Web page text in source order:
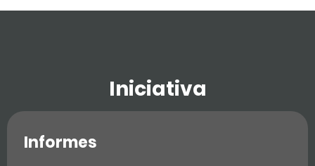
Iniciativa
Informes